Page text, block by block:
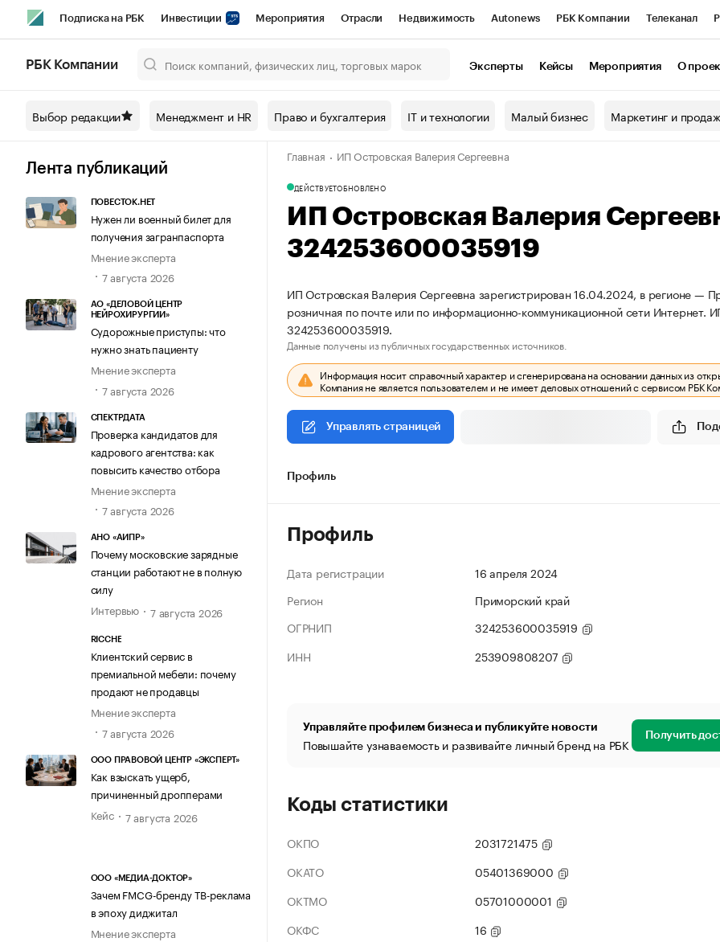
Подписка на РБК Инвестиции Мероприятия Отрасли Недвижимость Autonews РБК Компании Телеканал
Спецпроекты СПб Конференции СПб Спецпроекты Проверка контрагентов
Технологии и медиа Рынок наличной валюты
РБК Компании Эксперты Кейсы Мероприятия О
Выбор редакции Менеджмент и HR Право и бухгалтерия IT и технологии Малый бизнес Маркетинг и
Лента публикаций
ПОВЕСТОК.НЕТ
Нужен ли военный билет для
получения загранпаспорта
Мнение эксперта
7 августа 2026
АО «ДЕЛОВОЙ ЦЕНТР
НЕЙРОХИРУРГИИ»
Судорожные приступы: что
нужно знать пациенту
Мнение эксперта
7 августа 2026
СПЕКТРДАТА
Проверка кандидатов для
кадрового агентства: как
повысить качество отбора
Мнение эксперта
7 августа 2026
АНО «АИПР»
Почему московские зарядные
станции работают не в полную
силу
Интервью
7 августа 2026
RICCHE
Клиентский сервис в
премиальной мебели: почему
продают не продавцы
Мнение эксперта
7 августа 2026
ООО ПРАВОВОЙ ЦЕНТР «ЭКСПЕРТ»
Как взыскать ущерб,
причиненный дропперами
Кейс
7 августа 2026
ООО «МЕДИА-ДОКТОР»
Зачем FMCG-бренду ТВ-реклама
в эпоху диджитал
Мнение эксперта
Главная ИП Островская Валерия Сергеевна
ДЕЙСТВУЕТОБНОВЛЕНО
ИП Островская Валерия
324253600035919
ИП Островская Валерия Сергеевна зарегистрирован 16.04.2024, в регионе —
розничная по почте или по информационно-коммуникационной сети
324253600035919.
Данные получены из публичных государственных источников.
Информация носит справочный характер и сгенерирована на основании данных из
Компания не является пользователем и не имеет деловых отношений с сервисом РБК
Управлять страницей
Профиль
Профиль
Дата регистрации
16 апреля 2024
Регион
Приморский край
ОГРНИП
324253600035919
ИНН
253909808207
Управляйте профилем бизнеса и публикуйте новости
Повышайте узнаваемость и развивайте личный бренд на РБК Получить
Коды статистики
ОКПО
2031721475
ОКАТО
05401369000
ОКТМО
05701000001
ОКФС
16